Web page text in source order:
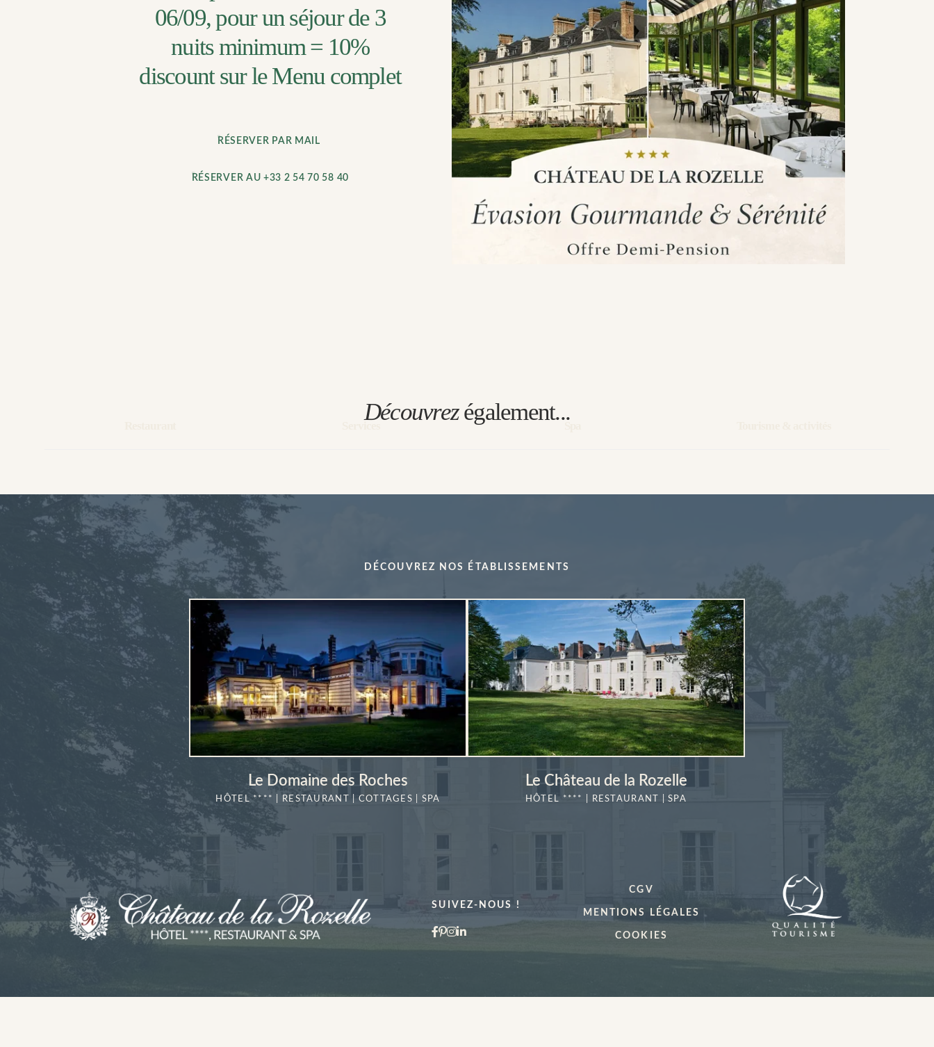
06/09, pour un séjour de 3
nuits minimum = 10%
discount sur le Menu complet
RÉSERVER PAR MAIL
RÉSERVER AU +33 2 54 70 58 40
Découvrezégalement...
DÉCOUVREZ NOS ÉTABLISSEMENTS
Le Domaine des Roches
HÔTEL **** | RESTAURANT | COTTAGES | SPA
Le Château de la Rozelle
HÔTEL **** | RESTAURANT | SPA
SUIVEZ-NOUS !
CGV
MENTIONS LÉGALES
COOKIES